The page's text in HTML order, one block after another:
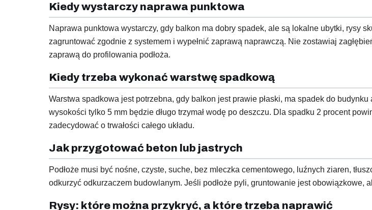
Kiedy wystarczy naprawa punktowa
Naprawa punktowa wystarczy, gdy balkon ma dobry spadek, ale są lokalne ubytki, rysy
zagruntować zgodnie z systemem i wypełnić zaprawą naprawczą. Nie zostawiaj
zaprawą do profilowania podłoża.
Kiedy trzeba wykonać warstwę spadkową
Warstwa spadkowa jest potrzebna, gdy balkon jest prawie płaski, ma spadek do
wysokości tylko 5 mm będzie długo trzymał wodę po deszczu. Dla spadku 2 procent
zadecydować o trwałości całego układu.
Jak przygotować beton lub jastrych
Podłoże musi być nośne, czyste, suche, bez mleczka cementowego, luźnych ziaren,
odkurzyć odkurzaczem budowlanym. Jeśli podłoże pyli, gruntowanie jest obowiązkowe,
Rysy: które można przykryć, a które trzeba naprawić